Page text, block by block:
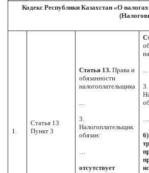
Кодекс Республики Казахстан «О
1.
Статья 13
Пункт 3
Статья 13. Права и
обязанности
налогоплательщика
...
3.
Налогоплательщик
обязан:
…
отсутствует
...
3.
…